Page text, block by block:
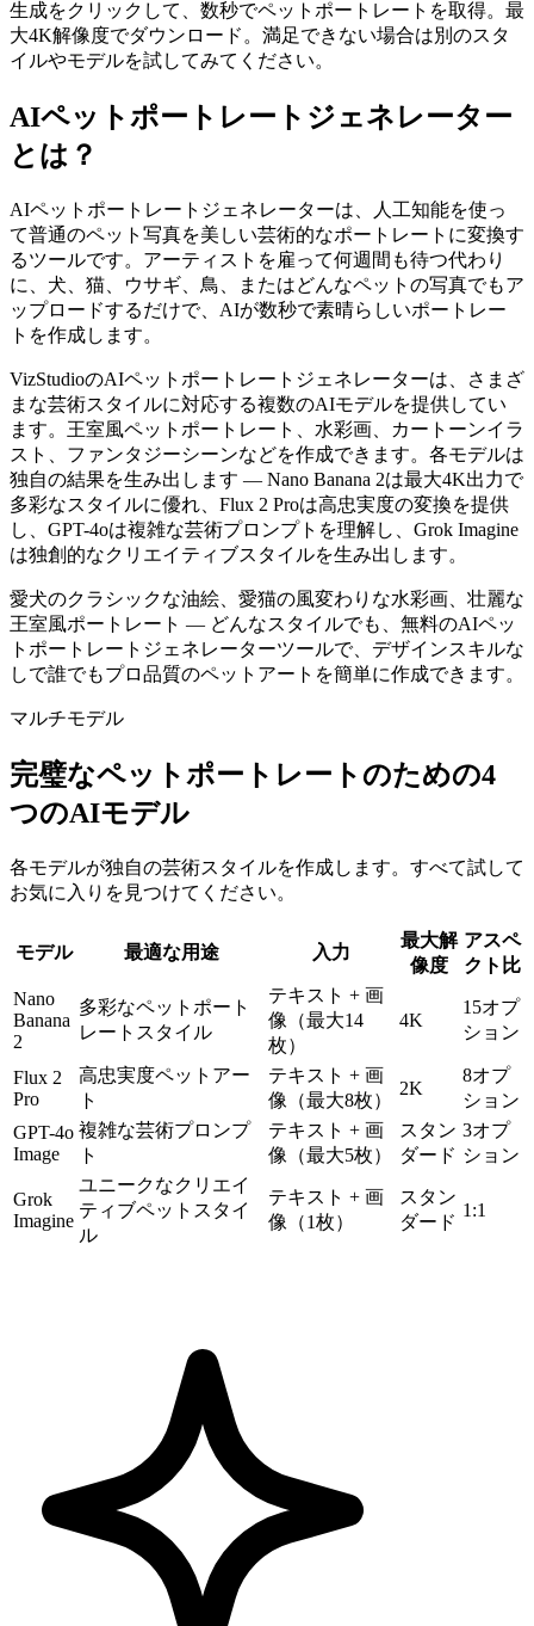
生成をクリックして、数秒でペットポートレートを取得。最
大4K解像度でダウンロード。満足できない場合は別のスタ
イルやモデルを試してみてください。
AIペットポートレートジェネレーター
とは？
AIペットポートレートジェネレーターは、人工知能を使っ
て普通のペット写真を美しい芸術的なポートレートに変換す
るツールです。アーティストを雇って何週間も待つ代わり
に、犬、猫、ウサギ、鳥、またはどんなペットの写真でもア
ップロードするだけで、AIが数秒で素晴らしいポートレー
トを作成します。
VizStudioのAIペットポートレートジェネレーターは、さまざ
まな芸術スタイルに対応する複数のAIモデルを提供してい
ます。王室風ペットポートレート、水彩画、カートーンイラ
スト、ファンタジーシーンなどを作成できます。各モデルは
独自の結果を生み出します — Nano Banana 2は最大4K出力で
多彩なスタイルに優れ、Flux 2 Proは高忠実度の変換を提供
し、GPT-4oは複雑な芸術プロンプトを理解し、Grok Imagine
は独創的なクリエイティブスタイルを生み出します。
愛犬のクラシックな油絵、愛猫の風変わりな水彩画、壮麗な
王室風ポートレート — どんなスタイルでも、無料のAIペッ
トポートレートジェネレーターツールで、デザインスキルな
しで誰でもプロ品質のペットアートを簡単に作成できます。
マルチモデル
完璧なペットポートレートのための4
つのAIモデル
各モデルが独自の芸術スタイルを作成します。すべて試して
お気に入りを見つけてください。
モデル 最適な用途 入力
最大解
像度
アスペ
クト比
Nano
Banana
2
多彩なペットポート
レートスタイル
テキスト + 画
像（最大14
枚）
4K
15オプ
ション
Flux 2
Pro
高忠実度ペットアー
ト
テキスト + 画
像（最大8枚）
2K
8オプ
ション
GPT-4o
Image
複雑な芸術プロンプ
ト
テキスト + 画
像（最大5枚）
スタン
ダード
3オプ
ション
Grok
Imagine
ユニークなクリエイ
ティブペットスタイ
ル
テキスト + 画
像（1枚）
スタン
ダード
1:1